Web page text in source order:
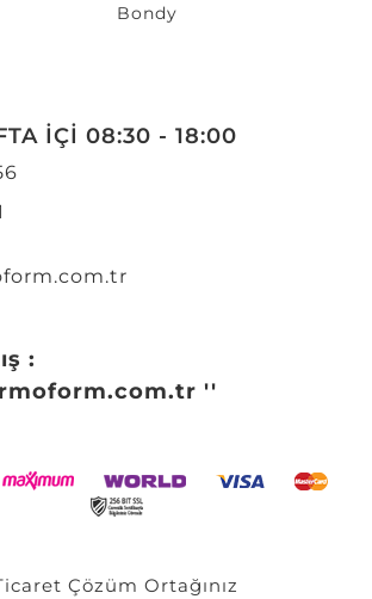
Bondy
İÇİ 08:30 - 18:00
:
''
Çözüm Ortağınız